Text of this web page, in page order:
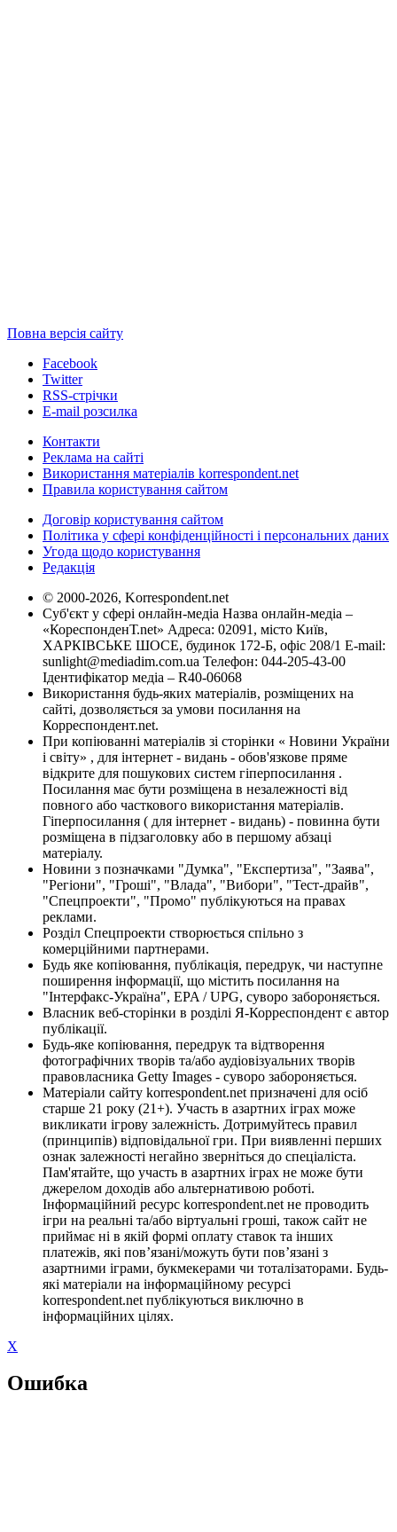
Повна версія сайту
Facebook
Twitter
RSS-стрічки
E-mail розсилка
Контакти
Реклама на сайті
Використання матеріалів korrespondent.net
Правила користування сайтом
Договір користування сайтом
Політика у сфері конфіденційності і персональних даних
Угода щодо користування
Редакція
© 2000-2026, Korrespondent.net
Суб'єкт у сфері онлайн-медіа Назва онлайн-медіа –
«КореспонденТ.net» Адреса: 02091, місто Київ,
ХАРКІВСЬКЕ ШОСЕ, будинок 172-Б, офіс 208/1 E-mail:
sunlight@mediadim.com.ua Телефон: 044-205-43-00
Ідентифікатор медіа – R40-06068
Використання будь-яких матеріалів, розміщених на
сайті, дозволяється за умови посилання на
Корреспондент.net.
При копіюванні матеріалів зі сторінки « Новини України
і світу» , для інтернет - видань - обов'язкове пряме
відкрите для пошукових систем гіперпосилання .
Посилання має бути розміщена в незалежності від
повного або часткового використання матеріалів.
Гіперпосилання ( для інтернет - видань) - повинна бути
розміщена в підзаголовку або в першому абзаці
матеріалу.
Новини з позначками "Думка", "Експертиза", "Заява",
"Регіони", "Гроші", "Влада", "Вибори", "Тест-драйв",
"Спецпроекти", "Промо" публікуються на правах
реклами.
Розділ Спецпроекти створюється спільно з
комерційними партнерами.
Будь яке копіювання, публікація, передрук, чи наступне
поширення інформації, що містить посилання на
"Інтерфакс-Україна", EPA / UPG, суворо забороняється.
Власник веб-сторінки в розділі Я-Корреспондент є автор
публікації.
Будь-яке копіювання, передрук та відтворення
фотографічних творів та/або аудіовізуальних творів
правовласника Getty Images - суворо забороняється.
Матеріали сайту korrespondent.net призначені для осіб
старше 21 року (21+). Участь в азартних іграх може
викликати ігрову залежність. Дотримуйтесь правил
(принципів) відповідальної гри. При виявленні перших
ознак залежності негайно зверніться до спеціаліста.
Пам'ятайте, що участь в азартних іграх не може бути
джерелом доходів або альтернативою роботі.
Інформаційний ресурс korrespondent.net не проводить
ігри на реальні та/або віртуальні гроші, також сайт не
приймає ні в якій формі оплату ставок та інших
платежів, які пов’язані/можуть бути пов’язані з
азартними іграми, букмекерами чи тоталізаторами. Будь-
які матеріали на інформаційному ресурсі
korrespondent.net публікуються виключно в
інформаційних цілях.
X
Ошибка